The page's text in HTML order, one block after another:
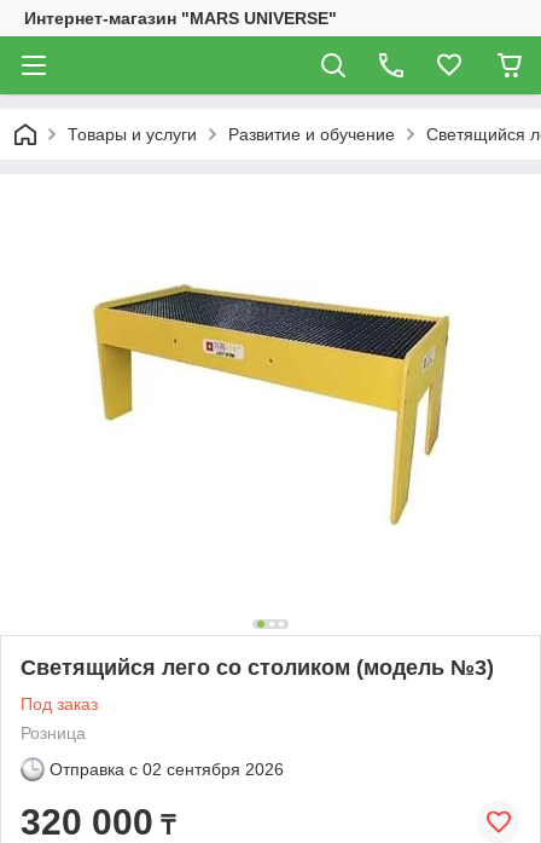
Интернет-магазин "MARS UNIVERSE"
Товары и услуги Развитие и обучение Светящийся
Светящийся лего со столиком (модель №3)
Под заказ
Розница
Отправка с 02 сентября 2026
320 000 ₸